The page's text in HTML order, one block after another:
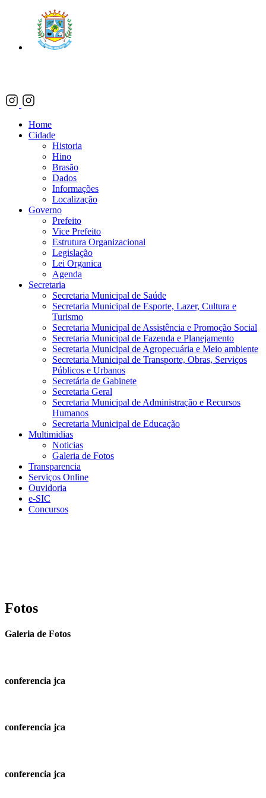
Home
Cidade
Historia
Hino
Brasão
Dados
Informações
Localização
Governo
Prefeito
Vice Prefeito
Estrutura Organizacional
Legislação
Lei Organica
Agenda
Secretaria
Secretaria Municipal de Saúde
Secretaria Municipal de Esporte, Lazer, Cultura e
Turismo
Secretaria Municipal de Assistência e Promoção Social
Secretaria Municipal de Fazenda e Planejamento
Secretaria Municipal de Agropecuária e Meio ambiente
Secretaria Municipal de Transporte, Obras, Serviços
Públicos e Urbanos
Secretária de Gabinete
Secretaria Geral
Secretaria Municipal de Administração e Recursos
Humanos
Secretaria Municipal de Educação
Multimidias
Noticias
Galeria de Fotos
Transparencia
Serviços Online
Ouvidoria
e-SIC
Concursos
Fotos
Galeria de Fotos
conferencia jca
conferencia jca
conferencia jca